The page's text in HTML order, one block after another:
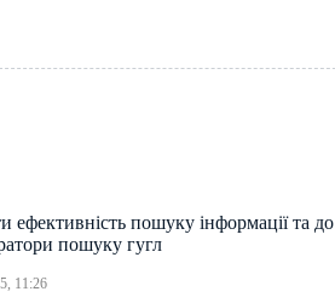
ефективність пошуку інформації та до
пошуку гугл
11:26